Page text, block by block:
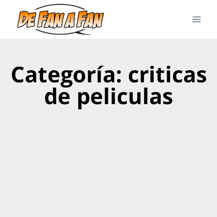
Categoría: criticas
de peliculas